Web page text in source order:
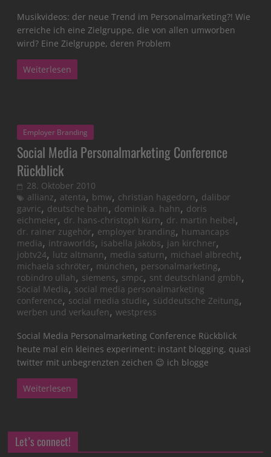
Musikvideos: der neue Trend im Personalmarketing?! Wie
erreiche ich eine Zielgruppe, die von allen umworben
wird? Eine Zielgruppe, deren Problem
Weiterlesen
Employer Branding
Social Media Personalmarketing Conference
Rückblick
28. Oktober 2010
allianz, atenta, bmw, christian hagedorn, dalibor
gavric, deutsche bahn, dominik a. hahn, doris
eichmeier, dr. hans-christoph kürn, dr. martin heibel,
dr. rainer zugehör, employer branding, humancaps
media, intraworlds, isabella jakobs, jan kirchner,
jobtv24, lutz altmann, media saturn, michael albrecht,
michaela schröter, münchen, personalmarketing,
robindro ullah, siemens, smpc, snt deutschland gmbh,
Social Media, social media personalmarketing
conference, social media studie, süddeutsche Zeitung,
werben und verkaufen,westpress
Social Media Personalmarketing Conference Rückblick
heute mal ein kleines experiment: instant blogging, quasi
twitter mit unbegrenzten zeichen 😉 ich blogge
Weiterlesen
Let’s connect!